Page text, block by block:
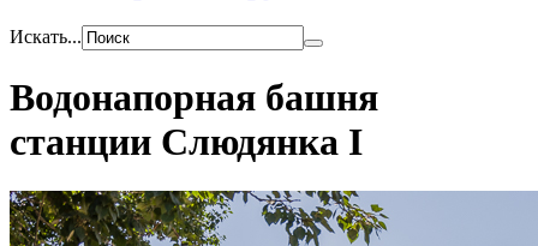
Искать...
Водонапорная башня
станции Слюдянка I